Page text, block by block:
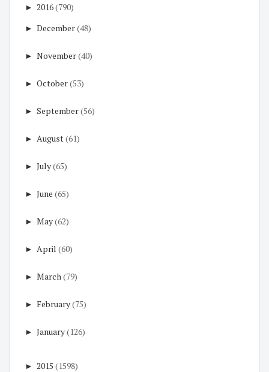
► 2016(790)
► December(48)
► November(40)
► October(53)
► September(56)
► August(61)
► July(65)
► June (65)
► May(62)
► April (60)
► March(79)
► February(75)
► January(126)
► 2015 (1598)